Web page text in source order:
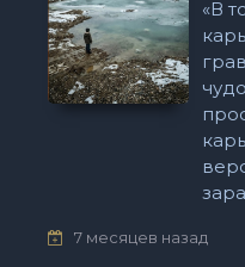
«В
7 месяцев назад